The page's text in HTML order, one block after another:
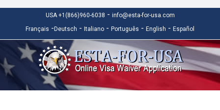
USA +1(866)960-6038 - info@esta-for-usa.com
Français - Deutsch - Italiano - Português - English - Español